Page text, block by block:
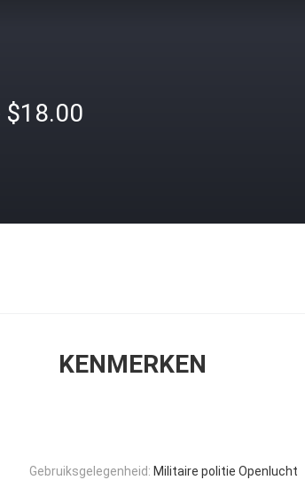
$18.00
KENMERKEN
Gebruiksgelegenheid: Militaire politie Openlucht